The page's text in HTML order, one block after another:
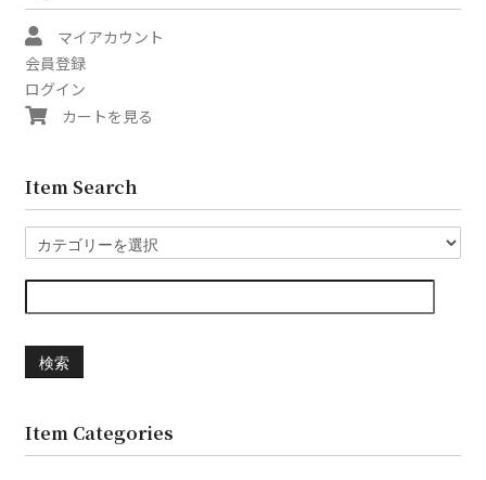
マイアカウント
会員登録
ログイン
カートを見る
Item Search
検索
Item Categories